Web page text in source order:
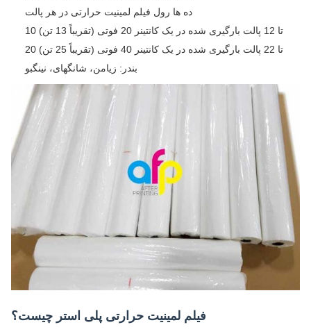
ده ها رول فیلم لمینیت حرارتی در هر پالت
10 تا 12 پالت بارگیری شده در یک کانتینر 20 فوتی (تقریباً 13 تن)
20 تا 22 پالت بارگیری شده در یک کانتینر 40 فوتی (تقریباً 25 تن)
بندر: زیامن، شانگهای، نینگبو
فیلم لمینیت حرارتی پلی استر چیست؟